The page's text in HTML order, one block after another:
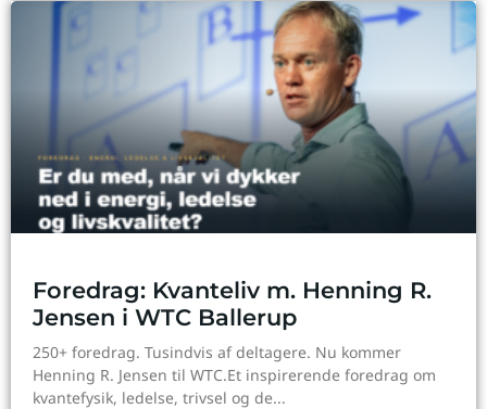
Foredrag: Kvanteliv m. Henning R.
Jensen i WTC Ballerup
250+ foredrag. Tusindvis af deltagere. Nu kommer
Henning R. Jensen til WTC.Et inspirerende foredrag om
kvantefysik, ledelse, trivsel og de